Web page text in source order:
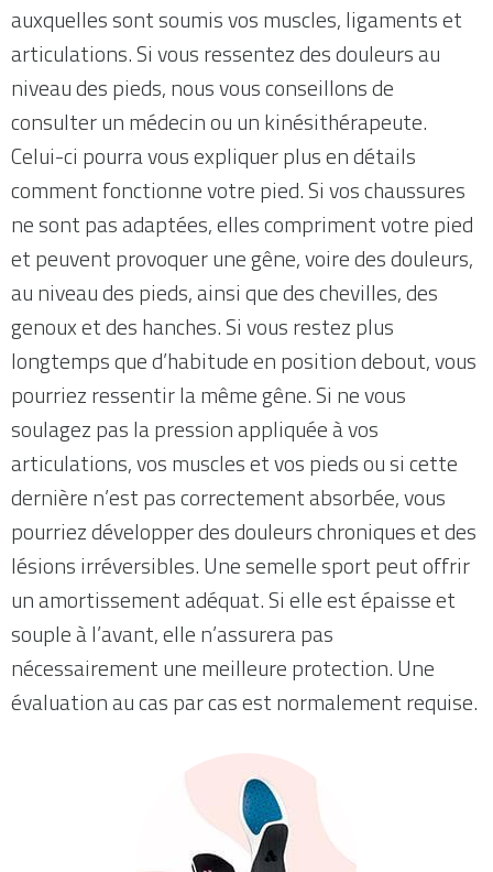
auxquelles sont soumis vos muscles, ligaments et
articulations. Si vous ressentez des douleurs au
niveau des pieds, nous vous conseillons de
consulter un médecin ou un kinésithérapeute.
Celui-ci pourra vous expliquer plus en détails
comment fonctionne votre pied. Si vos chaussures
ne sont pas adaptées, elles compriment votre pied
et peuvent provoquer une gêne, voire des douleurs,
au niveau des pieds, ainsi que des chevilles, des
genoux et des hanches. Si vous restez plus
longtemps que d’habitude en position debout, vous
pourriez ressentir la même gêne. Si ne vous
soulagez pas la pression appliquée à vos
articulations, vos muscles et vos pieds ou si cette
dernière n’est pas correctement absorbée, vous
pourriez développer des douleurs chroniques et des
lésions irréversibles. Une semelle sport peut offrir
un amortissement adéquat. Si elle est épaisse et
souple à l’avant, elle n’assurera pas
nécessairement une meilleure protection. Une
évaluation au cas par cas est normalement requise.